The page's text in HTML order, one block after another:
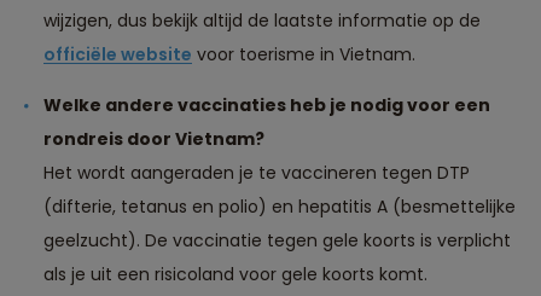
wijzigen, dus bekijk altijd de laatste informatie op de
officiële website voor toerisme in Vietnam.
Welke andere vaccinaties heb je nodig voor een
rondreis door Vietnam?
Het wordt aangeraden je te vaccineren tegen DTP
(difterie, tetanus en polio) en hepatitis A (besmettelijke
geelzucht). De vaccinatie tegen gele koorts is verplicht
als je uit een risicoland voor gele koorts komt.